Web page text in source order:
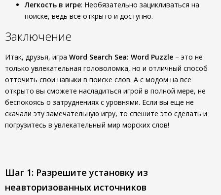
Легкость в игре: Необязательно зацикливаться на
поиске, ведь все открыто и доступно.
Заключение
Итак, друзья, игра Word Search Sea: Word Puzzle – это не
только увлекательная головоломка, но и отличный способ
отточить свои навыки в поиске слов. А с модом на все
открыто вы сможете насладиться игрой в полной мере, не
беспокоясь о затруднениях с уровнями. Если вы еще не
скачали эту замечательную игру, то спешите это сделать и
погрузитесь в увлекательный мир морских слов!
Шаг 1: Разрешите установку из
неавторизованных источников